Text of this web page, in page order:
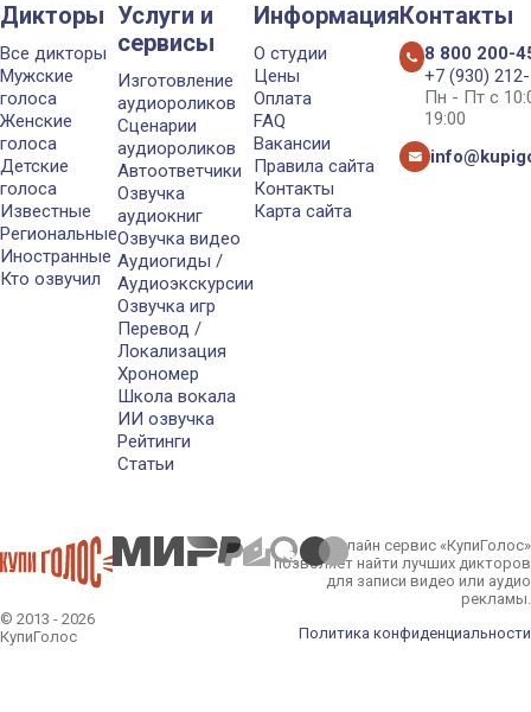
Дикторы
Все дикторы
Мужские
голоса
Женские
голоса
Детские
голоса
Известные
Региональные
Иностранные
Кто озвучил
Услуги и
сервисы
Изготовление
аудиороликов
Сценарии
аудиороликов
Автоответчики
Озвучка
аудиокниг
Озвучка видео
Аудиогиды /
Аудиоэкскурсии
Озвучка игр
Перевод /
Локализация
Хрономер
Школа вокала
ИИ озвучка
Рейтинги
Статьи
Информация
О студии
Цены
Оплата
FAQ
Вакансии
Правила сайта
Контакты
Карта сайта
Контакты
8 800 200-
+7 (930)
Пн - Пт с
19:00
© 2013 - 2026
КупиГолос
Онлайн сервис «КупиГолос»
позволяет найти лучших дикторов
для записи видео или аудио
рекламы.
Политика конфиденциальности